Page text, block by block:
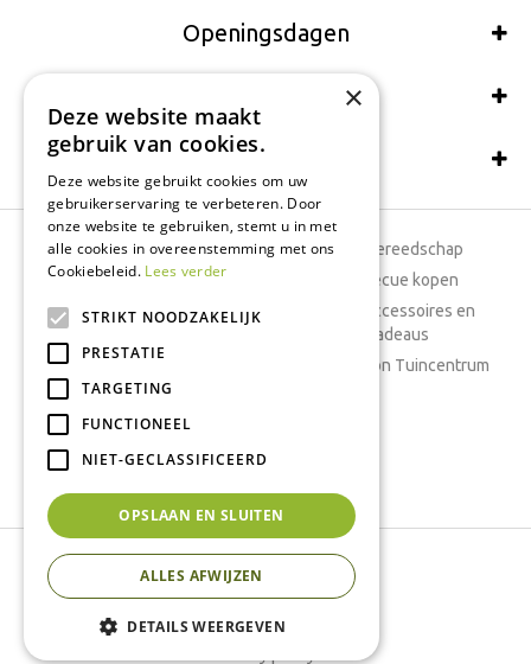
Openingsdagen
Wij accepteren ook:
Schrijf een recensie
Tuincentrum
Dierenwinkel
Tuinplanten
Tuingereedschap
Barbecue kopen
Woonaccessoires en
cadeaus
Cadeaubon Tuincentrum
Kamerplanten
Moestuin
Boeketten
Vijver
Tuincentrum Interflower
Tuincentrum Overzicht
×
Deze website maakt
gebruik van cookies.
Deze website gebruikt cookies om uw
gebruikerservaring te verbeteren. Door
onze website te gebruiken, stemt u in met
alle cookies in overeenstemming met ons
Cookiebeleid. Lees verder
STRIKT NOODZAKELIJK
PRESTATIE
TARGETING
FUNCTIONEEL
NIET-GECLASSIFICEERD
OPSLAAN EN SLUITEN
ALLES AFWIJZEN
DETAILS WEERGEVEN